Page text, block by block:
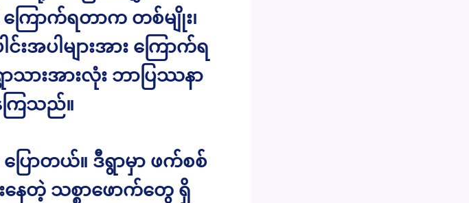
ြောက်ရတာက တစ်မျိုး၊
းအပါများအား ကြောက်ရ
သားအားလုံး ဘာပြဿနာ
ကြသည်။
ောတယ်။ ဒီရွာမှာ ဖက်စစ်
ေတဲ့ သစ္စာဖောက်တွေ ရှိ